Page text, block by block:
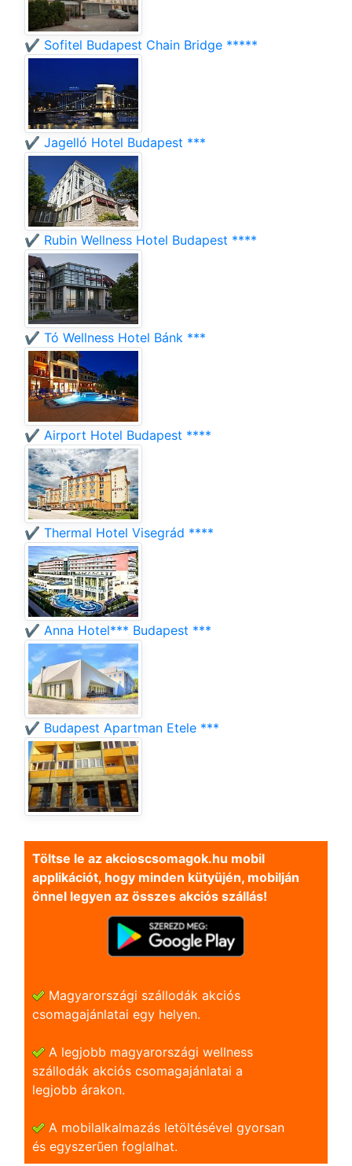
✔️ Sofitel Budapest Chain Bridge *****
✔️ Jagelló Hotel Budapest ***
✔️ Rubin Wellness Hotel Budapest ****
✔️ Tó Wellness Hotel Bánk ***
✔️ Airport Hotel Budapest ****
✔️ Thermal Hotel Visegrád ****
✔️ Anna Hotel*** Budapest ***
✔️ Budapest Apartman Etele ***
Töltse le az akcioscsomagok.hu mobil
applikációt, hogy minden kütyüjén, mobilján
önnel legyen az összes akciós szállás!
Magyarországi szállodák akciós
csomagajánlatai egy helyen.
A legjobb magyarországi wellness
szállodák akciós csomagajánlatai a
legjobb árakon.
A mobilalkalmazás letöltésével gyorsan
és egyszerũen foglalhat.